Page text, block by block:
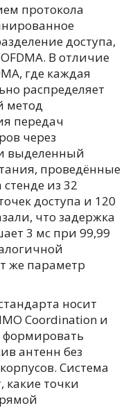
протокола
доступа,
В отличие
где каждая
распределяет
метод
передач
через
выделенный
проведённые
из 32
доступа и 120
что задержка
3 мс при 99,99
же параметр
носит
Coordination и
формировать
антенн без
Система
какие точки